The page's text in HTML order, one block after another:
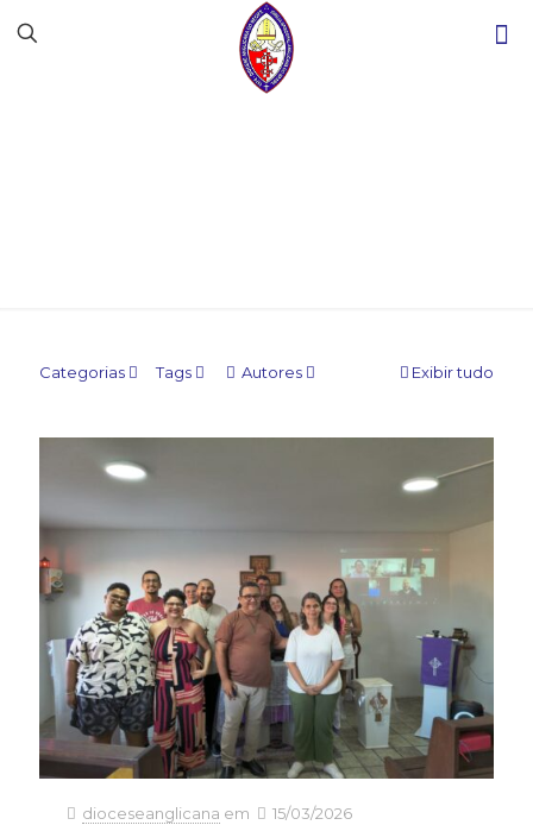
Categorias Tags Autores Exibir tudo
dioceseanglicana em 15/03/2026